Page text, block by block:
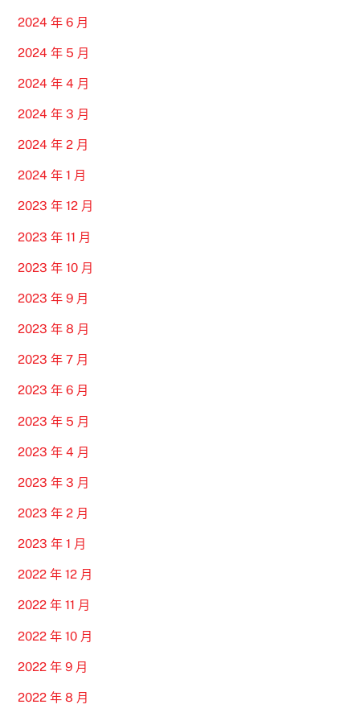
2024 年 6 月
2024 年 5 月
2024 年 4 月
2024 年 3 月
2024 年 2 月
2024 年 1 月
2023 年 12 月
2023 年 11 月
2023 年 10 月
2023 年 9 月
2023 年 8 月
2023 年 7 月
2023 年 6 月
2023 年 5 月
2023 年 4 月
2023 年 3 月
2023 年 2 月
2023 年 1 月
2022 年 12 月
2022 年 11 月
2022 年 10 月
2022 年 9 月
2022 年 8 月